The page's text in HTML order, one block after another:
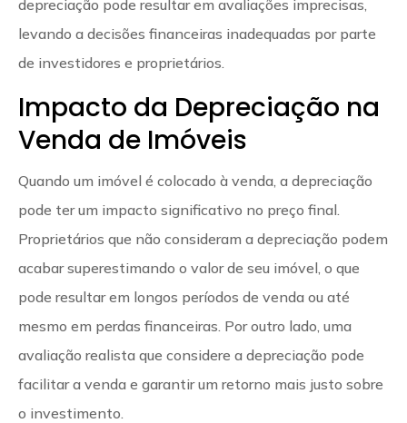
depreciação pode resultar em avaliações imprecisas,
levando a decisões financeiras inadequadas por parte
de investidores e proprietários.
Impacto da Depreciação na
Venda de Imóveis
Quando um imóvel é colocado à venda, a depreciação
pode ter um impacto significativo no preço final.
Proprietários que não consideram a depreciação podem
acabar superestimando o valor de seu imóvel, o que
pode resultar em longos períodos de venda ou até
mesmo em perdas financeiras. Por outro lado, uma
avaliação realista que considere a depreciação pode
facilitar a venda e garantir um retorno mais justo sobre
o investimento.